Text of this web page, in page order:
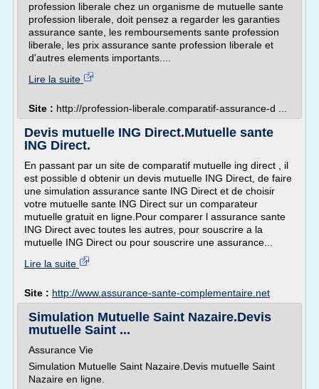
profession liberale chez un organisme de mutuelle sante
profession liberale, doit pensez a regarder les garanties
assurance sante, les remboursements sante profession
liberale, les prix assurance sante profession liberale et
d'autres elements importants....
Lire la suite
Site : http://profession-liberale.comparatif-assurance-d ...
Devis mutuelle ING Direct.Mutuelle sante
ING Direct.
En passant par un site de comparatif mutuelle ing direct , il
est possible d obtenir un devis mutuelle ING Direct, de faire
une simulation assurance sante ING Direct et de choisir
votre mutuelle sante ING Direct sur un comparateur
mutuelle gratuit en ligne.Pour comparer l assurance sante
ING Direct avec toutes les autres, pour souscrire a la
mutuelle ING Direct ou pour souscrire une assurance...
Lire la suite
Site : http://www.assurance-sante-complementaire.net
Simulation Mutuelle Saint Nazaire.Devis
mutuelle Saint ...
Assurance Vie
Simulation Mutuelle Saint Nazaire.Devis mutuelle Saint
Nazaire en ligne.